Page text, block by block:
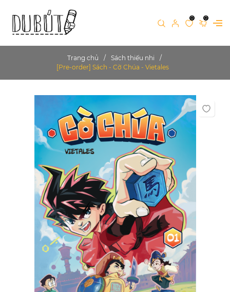
0 0
Trang chủ
Sách thiếu nhi
[Pre-order] Sách - Cờ Chúa - Vietales